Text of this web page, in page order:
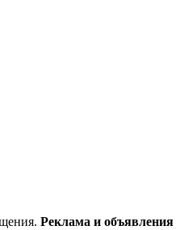
Реклама и объявления